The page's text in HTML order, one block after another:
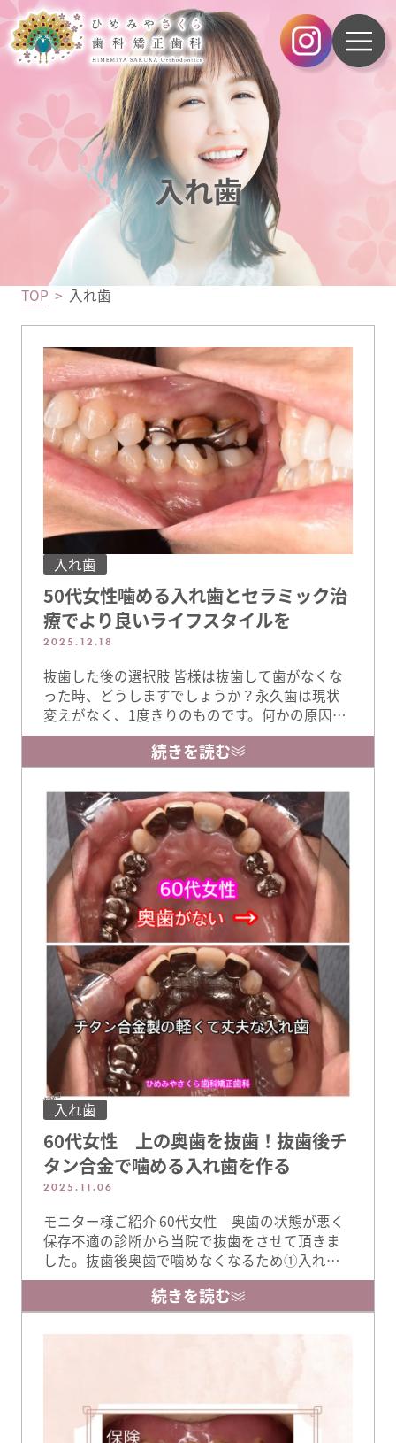
入れ歯
TOP 入れ歯
入れ歯
50代女性噛める入れ歯とセラミック治
療でより良いライフスタイルを
2025.12.18
抜歯した後の選択肢 皆様は抜歯して歯がなくな
った時、どうしますでしょうか？永久歯は現状
変えがなく、1度きりのものです。何かの原因で
歯がなくなった時に修復できるのは現状3種類で
す。そのうちの1つが入れ歯です。 今夏にのモニ
ター様は50代女性 右の奥歯の入れ歯のやりか
えと笑った時にチラッと見える銀歯の同時やり
かえをご希望です。もちろんバネの部分に金属を
使用しない …
続きを読む
入れ歯
60代女性 上の奥歯を抜歯！抜歯後チ
タン合金で噛める入れ歯を作る
2025.11.06
モニター様ご紹介 60代女性 奥歯の状態が悪く
保存不適の診断から当院で抜歯をさせて頂きま
した。抜歯後奥歯で噛めなくなるため①入れ
歯、②インプラントの説明をさせて頂きまし
た。ご本人様の希望で自由診療の入れ歯製作を
させていただきました。 入れ歯非装着時 入れ歯
装着時 チタンの入れ歯は非常に軽くて薄いた
続きを読む